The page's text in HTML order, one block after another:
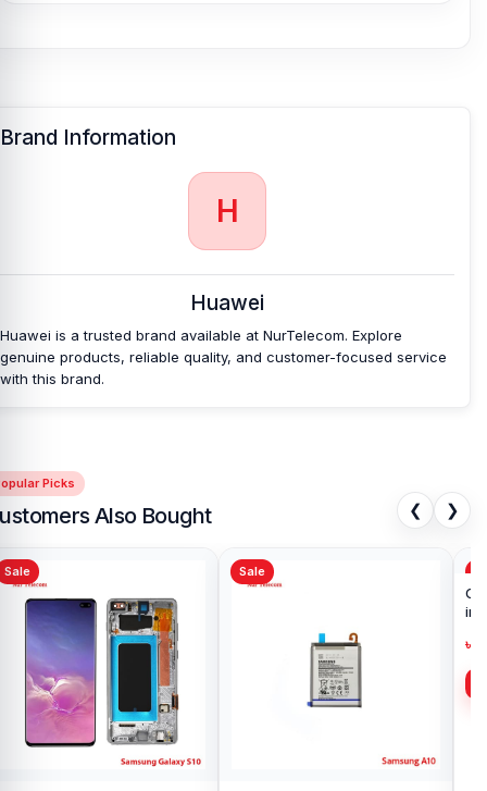
Brand Information
H
Huawei
Huawei is a trusted brand available at NurTelecom. Explore
genuine products, reliable quality, and customer-focused service
with this brand.
Picks
Also Bought ❮ ❯
Sale Sale